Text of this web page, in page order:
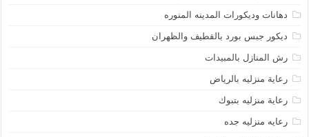
دهانات وديكورات المدينه المنوره
ديكور جبس بورد بالقطيف والظهران
رش المنازل بالمبيدات
رعاية منزليه بالرياض
رعاية منزليه بتبوك
رعايه منزليه جده